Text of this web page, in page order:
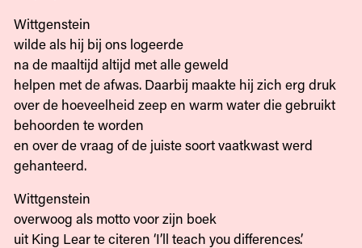
Wittgenstein
wilde als hij bij ons logeerde
na de maaltijd altijd met alle geweld
helpen met de afwas. Daarbij maakte hij zich erg druk
over de hoeveelheid zeep en warm water die gebruikt
behoorden te worden
en over de vraag of de juiste soort vaatkwast werd
gehanteerd.
Wittgenstein
overwoog als motto voor zijn boek
uit King Lear te citeren ‘I’ll teach you differences’.